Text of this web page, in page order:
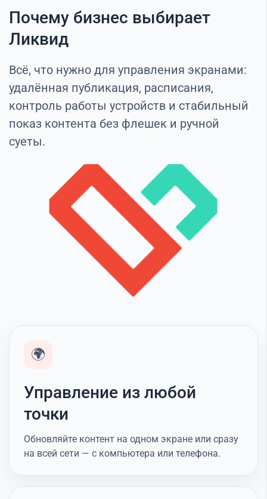
Почему бизнес выбирает
Ликвид
Всё, что нужно для управления экранами:
удалённая публикация, расписания,
контроль работы устройств и стабильный
показ контента без флешек и ручной
суеты.
🌍
Управление из любой
точки
Обновляйте контент на одном экране или сразу
на всей сети — с компьютера или телефона.